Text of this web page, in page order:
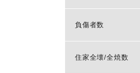
負傷者数
住家全壊/全焼数